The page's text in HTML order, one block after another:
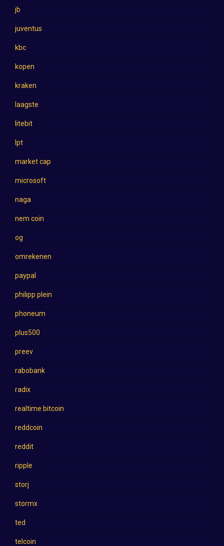
jb
juventus
kbc
kopen
kraken
laagste
litebit
lpt
market cap
microsoft
naga
nem coin
og
omrekenen
paypal
philipp plein
phoneum
plus500
preev
rabobank
radix
realtime bitcoin
reddcoin
reddit
ripple
storj
stormx
ted
telcoin